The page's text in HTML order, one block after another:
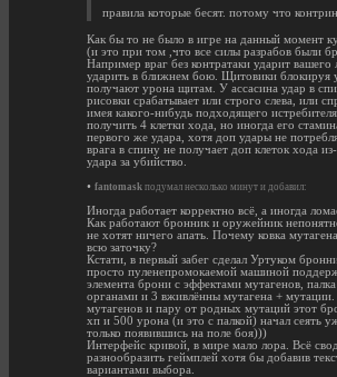
правила которые бесят. потому что
Как бы то не было в игре на данный момент
(и это при том ,что все силы разрабов были
Например враг без контратаки ударит
ударить в ближнем бою. Щитовики блокируя
получают урона щитам. У ассасина удар в
рисовки срабатывает или строго слева, или
имея какого-нибудь подходящего
получить 4 клетки хода, но иногда его
первого же удара, хотя доп удары не
врага в спину не получает доп клеток хода
удара за убийство.
• fantomask подумал несколько минут и добавил:
Иногда работает корректно всё, а иногда
Как работают бронник и оружейник
не хотят ничего апать. Почему ковка
всю заточку?
Кстати, в первый забег сделал Уртуком
просто пуленепромокаемой машиной
элемента брони с эффектами мутагенов,
органами и 3 вживлённы мутагена +
мутагенов и пару от родных мутаций этот
хп и 500 урона (и это с палкой) начал сеять
только появившись на поле боя)))
Интерфейс кривой, в мире мало лора. Всё
разнообразить геймплей хотя бы добавив
вариантами выбора.